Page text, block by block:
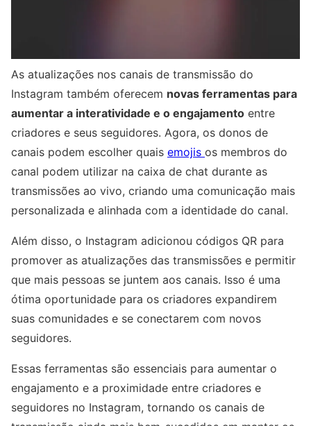
As atualizações nos canais de transmissão do
Instagram também oferecem novas ferramentas para
aumentar a interatividade e o engajamento entre
criadores e seus seguidores. Agora, os donos de
canais podem escolher quais emojis os membros do
canal podem utilizar na caixa de chat durante as
transmissões ao vivo, criando uma comunicação mais
personalizada e alinhada com a identidade do canal.
Além disso, o Instagram adicionou códigos QR para
promover as atualizações das transmissões e permitir
que mais pessoas se juntem aos canais. Isso é uma
ótima oportunidade para os criadores expandirem
suas comunidades e se conectarem com novos
seguidores.
Essas ferramentas são essenciais para aumentar o
engajamento e a proximidade entre criadores e
seguidores no Instagram, tornando os canais de